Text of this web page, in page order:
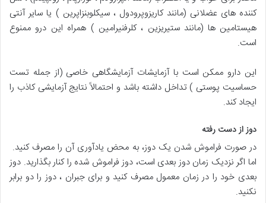
کننده های عضلانی (مانند کاریزوپرودول ، سیکلوبنزاپرین ) یا سایر آنتی
هیستامین ها (مانند ستیریزین ، کلرفنیرامین ) همراه این درو ممنوع
است.
این دارو ممکن است با آزمایشات آزمایشگاهی خاصی (از جمله تست
حساسیت پوستی ) تداخل داشته باشد و احتمالاً نتایج آزمایشی کاذب را
ایجاد کند.
دوز از دست رفته
در صورت فراموش شدن یک دوز، به محض یادآوری آن را مصرف کنید.
اما اگر نزدیک زمان دوز بعدی است، دوز فراموش شده را کنار بگذارید. دوز
بعدی خود را در زمان معمول مصرف کنید و برای جبران ، دوز را دو برابر
نکنید.